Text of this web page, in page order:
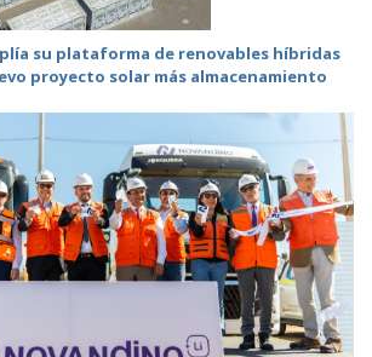
su plataforma de renovables híbridas
proyecto solar más almacenamiento